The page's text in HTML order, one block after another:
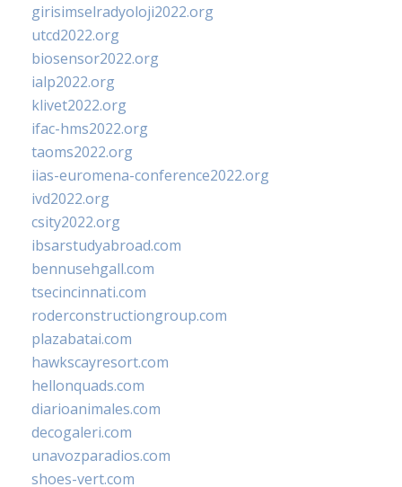
girisimselradyoloji2022.org
utcd2022.org
biosensor2022.org
ialp2022.org
klivet2022.org
ifac-hms2022.org
taoms2022.org
iias-euromena-conference2022.org
ivd2022.org
csity2022.org
ibsarstudyabroad.com
bennusehgall.com
tsecincinnati.com
roderconstructiongroup.com
plazabatai.com
hawkscayresort.com
hellonquads.com
diarioanimales.com
decogaleri.com
unavozparadios.com
shoes-vert.com